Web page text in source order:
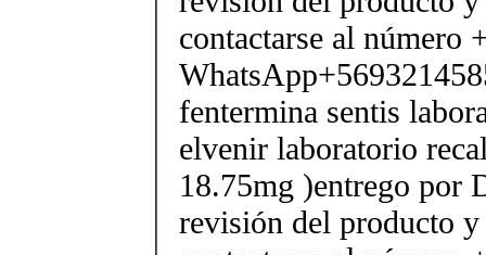
contactarse al número
fentermina sentis
elvenir laboratorio
18.75mg )entrego por
revisión del producto